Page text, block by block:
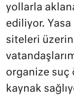
yollarla
ediliyor. Yasa
siteleri
organize
kaynak